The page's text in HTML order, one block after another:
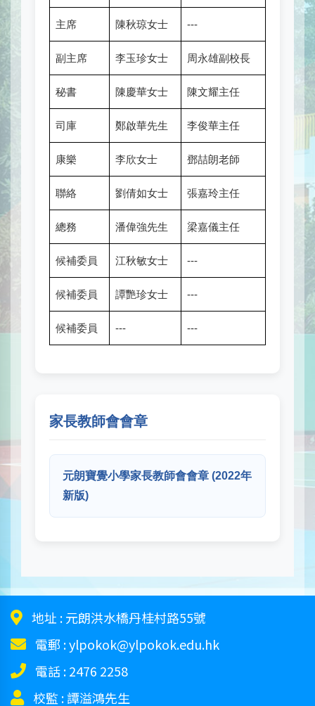
主席 陳秋琼女士 ---
副主席 李玉珍女士 周永雄副校長
秘書 陳慶華女士 陳文耀主任
司庫 鄭啟華先生 李俊華主任
康樂 李欣女士 鄧喆朗老師
聯絡 劉倩如女士 張嘉玲主任
總務 潘偉強先生 梁嘉儀主任
候補委員 江秋敏女士 ---
候補委員 譚艷珍女士 ---
候補委員 --- ---
家長教師會會章
元朗寶覺小學家長教師會會章 (2022年
新版)
地址 :元朗洪水橋丹桂村路55號
電郵 :ylpokok@ylpokok.edu.hk
電話 :2476 2258
校監 :譚溢鴻先生